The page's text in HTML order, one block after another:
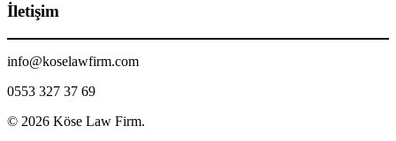
İletişim
info@koselawfirm.com
0553 327 37 69
© 2026 Köse Law Firm.